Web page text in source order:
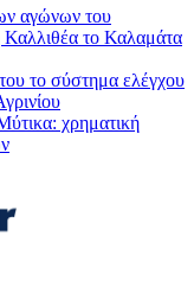
αγώνων του
Καλλιθέα το Καλαμάτα
το σύστημα ελέγχου
χρηματική